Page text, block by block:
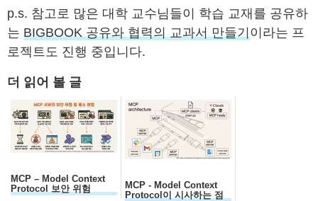
p.s. 참고로 많은 대학 교수님들이 학습 교재를 공유하
는 BIGBOOK 공유와 협력의 교과서 만들기 이라는 프
로젝트도 진행 중입니다.
더 읽어 볼 글
MCP – Model Context
Protocol 보안 위험
MCP - Model Context
Protocol이 시사하는 점